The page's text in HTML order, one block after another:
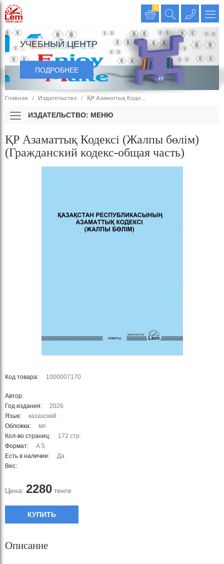
0
УЧЕБНЫЙ ЦЕНТР
ПОДРОБНЕЕ
Главная Издательство ҚР Азаматтық Коде…
ИЗДАТЕЛЬСТВО: МЕНЮ
ҚР Азаматтық Кодексі (Жалпы бөлім)
(Гражданский кодекс-общая часть)
Код товара: 1000007170
Автор:
Год издания:
2026
Язык:
казахский
Обложка:
мп
Кол-во страниц:
172 стр.
Формат:
А 5
Есть в наличии:
Да
Вес:
Цена: 2280 тенге
КУПИТЬ
Описание